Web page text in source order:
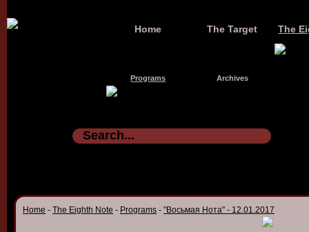
Home The Target The
Programs Archives
Home - The Eighth Note - Programs - "Восьмая Нота" - 12.01.2017